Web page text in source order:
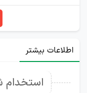
اطلاعات بیشتر
استخدام